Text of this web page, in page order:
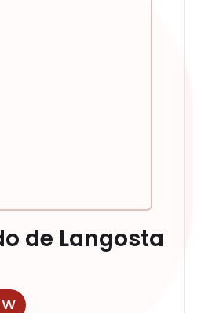
de Langosta